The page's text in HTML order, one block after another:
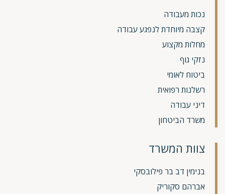
נכות מעבודה
קצבה מיוחדת לנפגע עבודה
מחלות מקצוע
נזקי גוף
ביטוח לאומי
רשלנות רפואית
דיני עבודה
משרד הביטחון
צוות המשרד
בנימין דב בר פילובסקי
אברהם סקוריק